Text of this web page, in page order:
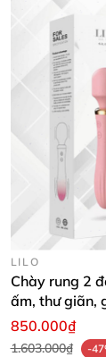
LILO
Chày rung 2
ấm, thư giãn,
850.000₫
1.603.000₫
-